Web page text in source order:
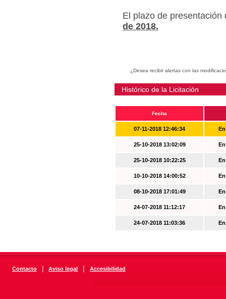
El plazo de
de 2018.
¿Desea recibir alertas con las
Histórico de la Licitación
Fecha
07-11-2018 12:46:34
25-10-2018 13:02:09
25-10-2018 10:22:25
10-10-2018 14:00:52
08-10-2018 17:01:49
24-07-2018 11:12:17
24-07-2018 11:03:36
Contacto | Aviso legal | Accesibilidad